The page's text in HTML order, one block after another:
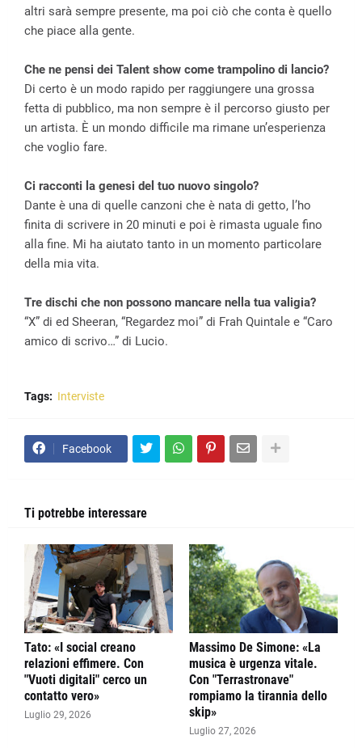
altri sarà sempre presente, ma poi ciò che conta è quello
che piace alla gente.
Che ne pensi dei Talent show come trampolino di lancio?
Di certo è un modo rapido per raggiungere una grossa
fetta di pubblico, ma non sempre è il percorso giusto per
un artista. È un mondo difficile ma rimane un’esperienza
che voglio fare.
Ci racconti la genesi del tuo nuovo singolo?
Dante è una di quelle canzoni che è nata di getto, l’ho
finita di scrivere in 20 minuti e poi è rimasta uguale fino
alla fine. Mi ha aiutato tanto in un momento particolare
della mia vita.
Tre dischi che non possono mancare nella tua valigia?
“X” di ed Sheeran, “Regardez moi” di Frah Quintale e “Caro
amico di scrivo…” di Lucio.
Tags: Interviste
Facebook
Ti potrebbe interessare
Tato: «I social creano
relazioni effimere. Con
"Vuoti digitali" cerco un
contatto vero»
Luglio 29, 2026
Massimo De Simone: «La
musica è urgenza vitale.
Con "Terrastronave"
rompiamo la tirannia dello
skip»
Luglio 27, 2026